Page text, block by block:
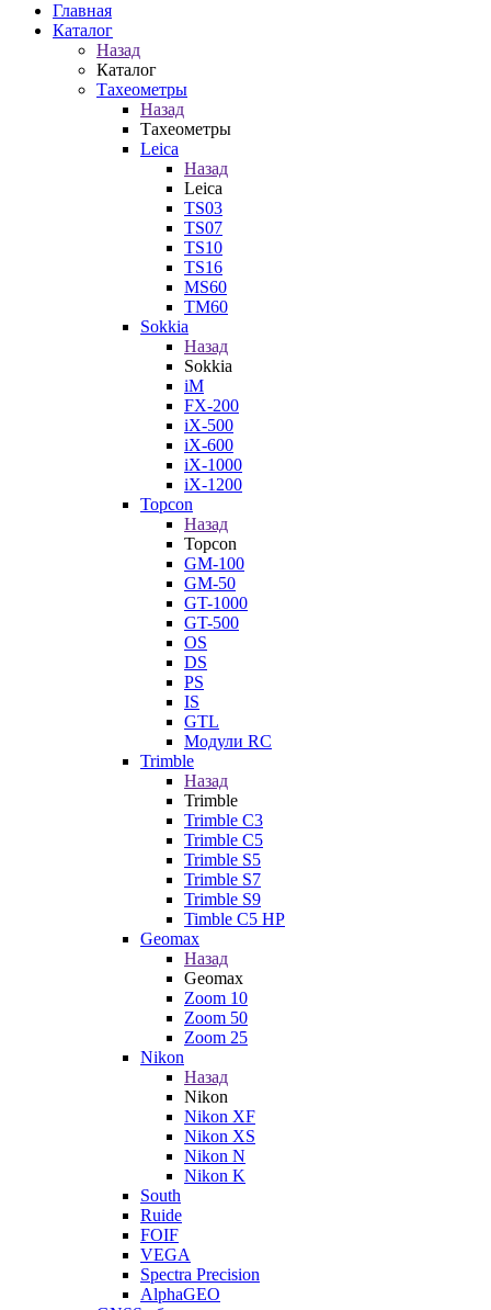
Главная
Каталог
Назад
Каталог
Тахеометры
Назад
Тахеометры
Leica
Назад
Leica
TS03
TS07
TS10
TS16
MS60
TM60
Sokkia
Назад
Sokkia
iM
FX-200
iX-500
iX-600
iX-1000
iX-1200
Topcon
Назад
Topcon
GM-100
GM-50
GT-1000
GT-500
OS
DS
PS
IS
GTL
Модули RC
Trimble
Назад
Trimble
Trimble C3
Trimble C5
Trimble S5
Trimble S7
Trimble S9
Timble C5 HP
Geomax
Назад
Geomax
Zoom 10
Zoom 50
Zoom 25
Nikon
Назад
Nikon
Nikon XF
Nikon XS
Nikon N
Nikon K
South
Ruide
FOIF
VEGA
Spectra Precision
AlphaGEO